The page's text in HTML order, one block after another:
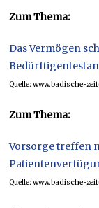
Zum Thema:
Das Vermögen
Quelle: www.badische-
Zum Thema:
Vorsorge treffen
Quelle: www.badische-